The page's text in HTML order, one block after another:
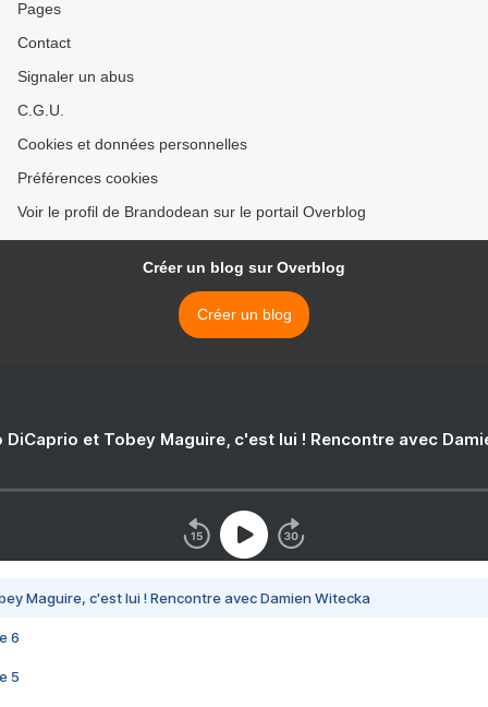
Pages
Contact
Signaler un abus
C.G.U.
Cookies et données personnelles
Préférences cookies
Voir le profil de Brandodean sur le portail Overblog
Créer un blog sur Overblog
Créer un blog
DiCaprio et Tobey Maguire, c'est lui ! Rencontre avec
Maguire, c'est lui ! Rencontre avec Damien Witecka
6
5